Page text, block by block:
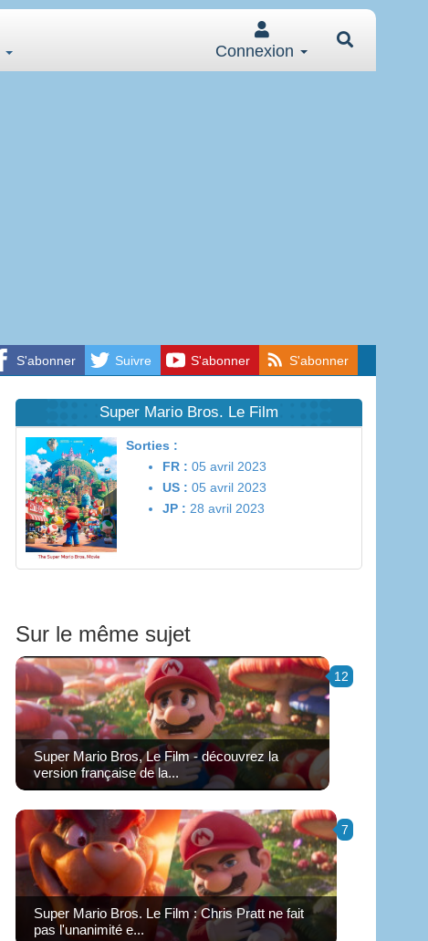
Connexion
S'abonner Suivre S'abonner S'abonner
Super Mario Bros. Le Film
Sorties :
FR : 05 avril 2023
US : 05 avril 2023
JP : 28 avril 2023
Sur le même sujet
12
Super Mario Bros, Le Film - découvrez la
version française de la...
7
Super Mario Bros. Le Film : Chris Pratt ne fait
pas l'unanimité e...